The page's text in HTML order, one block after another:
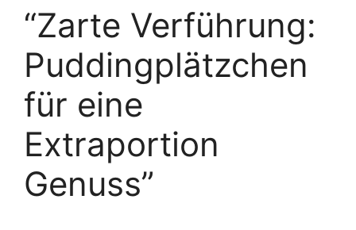
“Zarte Verführung:
Puddingplätzchen
für eine
Extraportion
Genuss”